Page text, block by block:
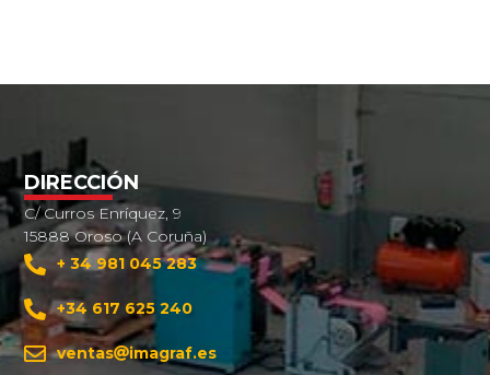
DIRECCIÓN
C/ Curros Enríquez, 9
15888 Oroso (A Coruña)
+ 34 981 045 283
+34 617 625 240
ventas
imagraf.es